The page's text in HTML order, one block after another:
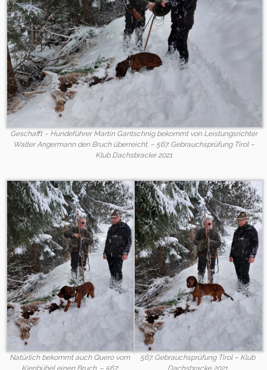
Geschafft – Hundeführer Martin Gantschnig bekommt von Leistungsrichter
Walter Angermann den Bruch überreicht. – 567. Gebrauchsprüfung Tirol –
Klub Dachsbracke 2021
Natürlich bekommt auch Quero vom
567. Gebrauchsprüfung Tirol – Klub